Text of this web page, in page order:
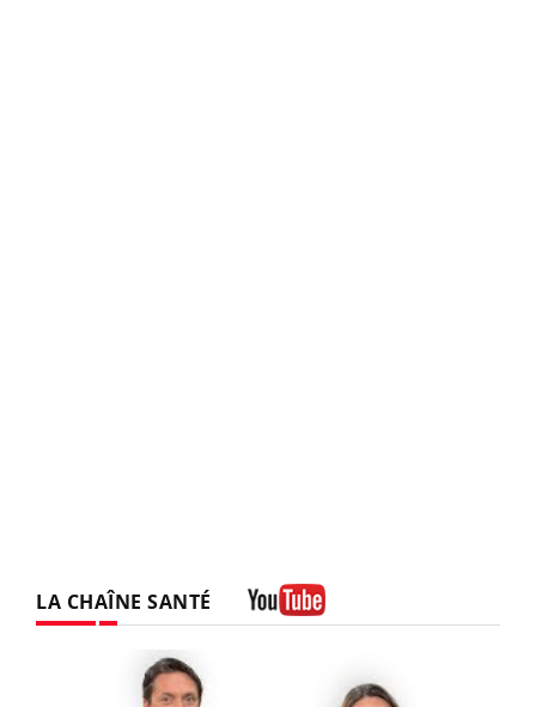
LA CHAÎNE SANTÉ